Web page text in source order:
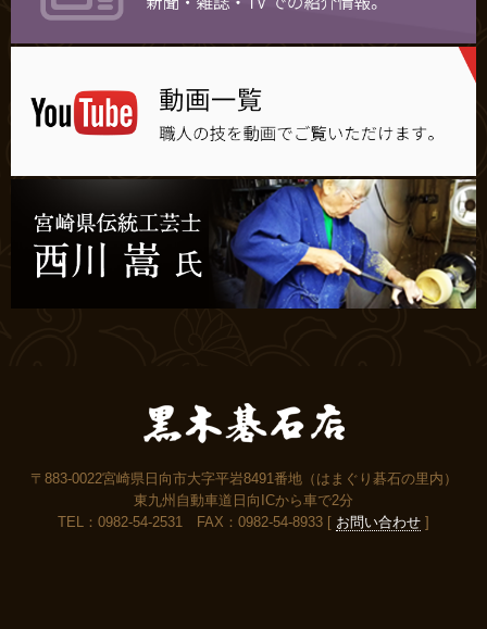
〒883-0022宮崎県日向市大字平岩8491番地（はまぐり碁石の里内）
東九州自動車道日向ICから車で2分
TEL：0982-54-2531 FAX：0982-54-8933 [ お問い合わせ ]